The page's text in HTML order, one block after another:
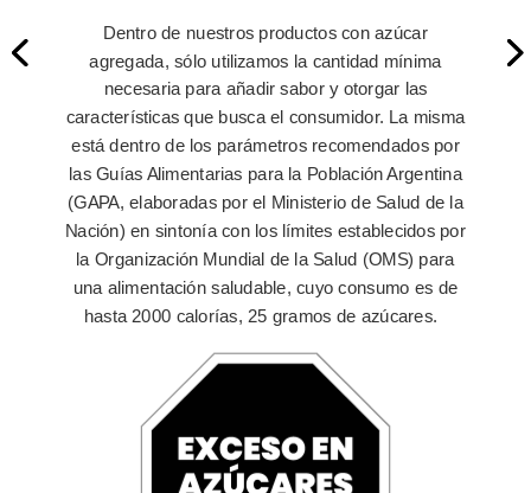
Dentro de nuestros productos con azúcar
agregada, sólo utilizamos la cantidad mínima
necesaria para añadir sabor y otorgar las
características que busca el consumidor. La misma
está dentro de los parámetros recomendados por
las Guías Alimentarias para la Población Argentina
(GAPA, elaboradas por el Ministerio de Salud de la
Nación) en sintonía con los límites establecidos por
la Organización Mundial de la Salud (OMS) para
una alimentación saludable, cuyo consumo es de
hasta 2000 calorías, 25 gramos de azúcares.